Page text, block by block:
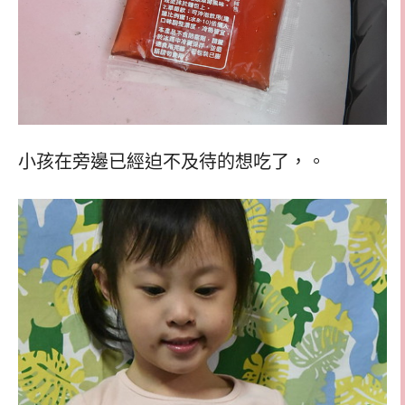
小孩在旁邊已經迫不及待的想吃了，。